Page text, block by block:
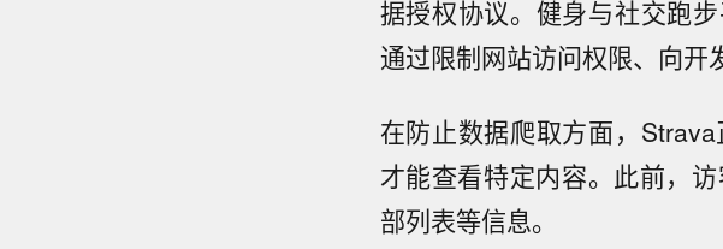
据授权协议。健身与社交跑
通过限制网站访问权限、向开
在防止数据爬取方面，
才能查看特定内容。此前，
部列表等信息。